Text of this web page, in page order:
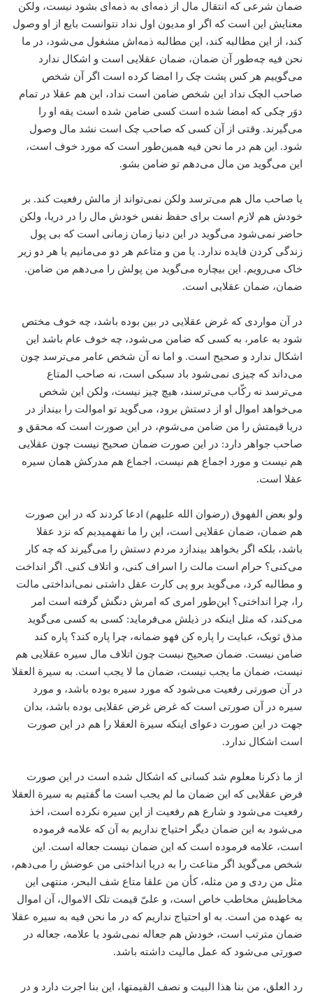
ضمان شرعی که انتقال مال از ذمه‌ای به ذمه‌ای بشود نیست، ولکن
معنایش این است که اگر او مدیون اول نداد نتوانست بایع از او وصول
کند، از این مطالبه کند، این مطالبه ذمه‌اش مشغول می‌شود، در ما
نحن فیه چه‌طور آن ضمان، ضمان عقلایی است و اشکال ندارد
می‌گوییم هر کس پشت چک را امضا کرده است اگر آن شخص
صاحب الچک نداد این شخص ضامن است نداد، این هم عقلا در تمام
دوَر چکی که امضا شده است کسی ضامن شده است یقه او را
می‌گیرند. وقتی از آن کسی که صاحب چک است نشد مال وصول
شود. این هم در ما نحن فیه همین‌طور است که مورد خوف است،
این می‌گوید من مال می‌دهم تو ضامن بشو.
یا صاحب مال هم می‌ترسد ولکن نمی‌تواند از مالش رفعیت کند. بر
خودش هم لازم است برای حفظ نفس خودش مال را در دریا، ولکن
حاضر نمی‌شود می‌گوید در این دنیا زمان زمانی است که بی پول
زندگی کردن فایده ندارد. یا من و متاعم هر دو می‌مانیم یا هر دو زیر
خاک می‌رویم. این بیچاره می‌گوید من پولش را می‌دهم من ضامن.
ضمان، ضمان عقلایی است.
در آن مواردی که غرض عقلایی در بین بوده باشد، چه خوف مختص
شود به عامر، به کسی که ضامن می‌شود، چه خوف عام باشد این
اشکال ندارد و صحیح است. و اما نه آن شخص عامر می‌ترسد چون
می‌داند که چیزی نمی‌شود باد سبکی است، نه صاحب المتاع
می‌ترسد نه رکّاب می‌ترسند، هیچ چیز نیست، ولکن این شخص
می‌خواهد اموال او از دستش برود، می‌گوید تو اموالت را بینداز در
دریا قیمتش را من ضامن می‌شوم، در این صورت است که محقق و
صاحب جواهر دارد: در این صورت ضمان صحیح نیست چون عقلایی
هم نیست و مورد اجماع هم نیست، اجماع هم مدرکش همان سیره
عقلا است.
ولو بعض الفهوق (رضوان الله علیهم) ادعا کردند که در این صورت
هم ضمان، ضمان عقلایی است، این را ما نفهمیدیم که نزد عقلا
باشد، بلکه اگر بخواهد بیندازد مردم دستش را می‌گیرند که چه کار
می‌کنی؟ حرام است مالت را اسراف کنی، و اتلاف کنی. اگر انداخت
و مطالبه کرد، می‌گوید برو پی کارت عقل داشتی نمی‌انداختی مالت
را، چرا انداختی؟ این‌طور امری که امرش دنگش گرفته است امر
می‌کند، که مثل اینکه در ذیلش می‌فرماید: کسی به کسی می‌گوید
مذق ثوبک، عبایت را پاره کن فهو ضمانه، چرا پاره کند؟ پاره کند
ضامن نیست. ضمان صحیح نیست چون اتلاف مال سیره عقلایی هم
نیست، ضمان ما یجب نیست، ضمان ما لا یجب است. به سیرة العقلا
در آن صورتی رفعیت می‌شود که مورد سیره بوده باشد، و مورد
سیره در آن صورتی است که غرض غرض عقلایی بوده باشد، بدان
جهت در این صورت دعوای اینکه سیرة العقلا را هم در این صورت
است اشکال ندارد.
از ما ذکرنا معلوم شد کسانی که اشکال شده است در این صورت
فرض عقلایی که این ضمان ما لم یجب است ما گفتیم به سیرة العقلا
رفعیت می‌شود و شارع هم رفعیت از این سیره نکرده است، اخذ
می‌شود به این ضمان دیگر احتیاج نداریم به آن که علامه فرموده
است، علامه فرموده است که این ضمان نیست جعاله است. این
شخص می‌گوید اگر متاعت را به دریا انداختی من عوضش را می‌دهم،
مثل من ردی و من مثله، کأن من علقا متاع شف البحر، منتهی این
مخاطبش مخاطب خاص است، و علیّ قیمت تلک الاموال، آن اموال
به عهده من است. به او احتیاج نداریم که در ما نحن فیه به سیره عقلا
ضمان مترتب است، خودش هم جعاله نمی‌شود یا علامه، جعاله در
صورتی می‌شود که عمل مالیت داشته باشد.
رد العلق، من بنا هذا البیت و نصف القیمتها، این بنا اجرت دارد و در